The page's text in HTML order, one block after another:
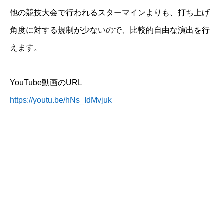
他の競技大会で行われるスターマインよりも、打ち上げ
角度に対する規制が少ないので、比較的自由な演出を行
えます。
YouTube動画のURL
https://youtu.be/hNs_IdMvjuk